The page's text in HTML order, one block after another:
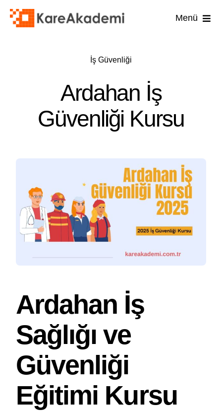
Skip
Menü
İş Güvenliği
Ardahan İş
Güvenliği Kursu
Ardahan İş
Sağlığı ve
Güvenliği
Eğitimi Kursu